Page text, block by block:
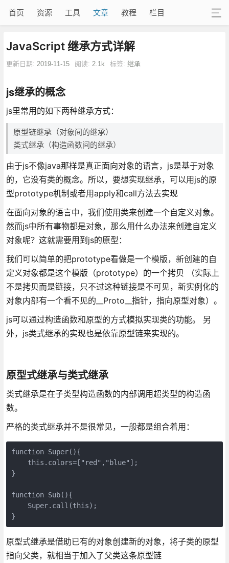
首页 资源 工具 文章 教程 栏目
JavaScript 继承方式详解
更新日期: 2019-11-15 阅读: 2.1k 标签: 继承
js继承的概念
js里常用的如下两种继承方式：
原型链继承（对象间的继承）
类式继承（构造函数间的继承）
由于js不像java那样是真正面向对象的语言，js是基于对象
的，它没有类的概念。所以，要想实现继承，可以用js的原
型prototype机制或者用apply和call方法去实现
在面向对象的语言中，我们使用类来创建一个自定义对象。
然而js中所有事物都是对象，那么用什么办法来创建自定义
对象呢？这就需要用到js的原型：
我们可以简单的把prototype看做是一个模版，新创建的自
定义对象都是这个模版（prototype）的一个拷贝 （实际上
不是拷贝而是链接，只不过这种链接是不可见，新实例化的
对象内部有一个看不见的__Proto__指针，指向原型对象）。
js可以通过构造函数和原型的方式模拟实现类的功能。 另
外，js类式继承的实现也是依靠原型链来实现的。
原型式继承与类式继承
类式继承是在子类型构造函数的内部调用超类型的构造函
数。
严格的类式继承并不是很常见，一般都是组合着用：
function Super(){
    this.colors=["red","blue"];
}
function Sub(){
    Super.call(this);
}
原型式继承是借助已有的对象创建新的对象，将子类的原型
指向父类，就相当于加入了父类这条原型链